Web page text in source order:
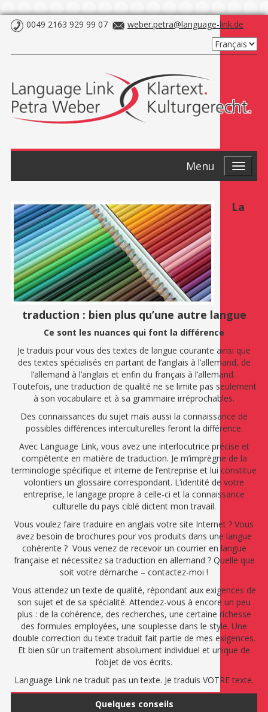
0049 2163 929 99 07 weber.petra@language-link.de
Menu
La
traduction : bien plus qu’une autre langue
Ce sont les nuances qui font la différence
Je traduis pour vous des textes de langue courante ainsi que
des textes spécialisés en partant de l’anglais à l’allemand, de
l’allemand à l’anglais et enfin du français à l’allemand.
Toutefois, une traduction de qualité ne se limite pas seulement
à son vocabulaire et à sa grammaire irréprochables.
Des connaissances du sujet mais aussi la connaissance de
possibles différences interculturelles feront la différence.
Avec Language Link, vous avez une interlocutrice précise et
compétente en matière de traduction. Je m’imprègne de la
terminologie spécifique et interne de l’entreprise et lui constitue
volontiers un glossaire correspondant. L’identité de votre
entreprise, le langage propre à celle-ci et la connaissance
culturelle du pays ciblé dictent mon travail.
Vous voulez faire traduire en anglais votre site Internet ? Vous
avez besoin de brochures pour vos produits dans une langue
cohérente ? Vous venez de recevoir un courrier en langue
française et nécessitez sa traduction en allemand ? Quelle que
soit votre démarche – contactez-moi !
Vous attendez un texte de qualité, répondant aux exigences de
son sujet et de sa spécialité. Attendez-vous à encore un peu
plus : de la cohérence, des recherches, une certaine richesse
des formules employées, une souplesse dans le style. Une
double correction du texte traduit fait partie de mes exigences.
Et bien sûr un traitement absolument individuel et unique de
l’objet de vos écrits.
Language Link ne traduit pas un texte. Je traduis VOTRE texte.
Quelques conseils